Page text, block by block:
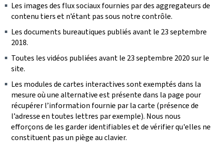
Les images des flux sociaux fournies par des aggregateurs de
contenu tiers et n’étant pas sous notre contrôle.
Les documents bureautiques publiés avant le 23 septembre
2018.
Toutes les vidéos publiées avant le 23 septembre 2020 sur le
site.
Les modules de cartes interactives sont exemptés dans la
mesure où une alternative est présente dans la page pour
récupérer l’information fournie par la carte (présence de
l’adresse en toutes lettres par exemple). Nous nous
efforçons de les garder identifiables et de vérifier qu'elles ne
constituent pas un piège au clavier.